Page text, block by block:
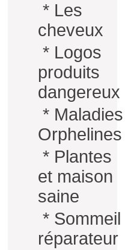
* Les
cheveux
* Logos
produits
dangereux
* Maladies
Orphelines
* Plantes
et maison
saine
* Sommeil
réparateur